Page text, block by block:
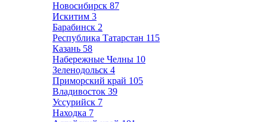
Новосибирск 87
Искитим 3
Барабинск 2
Республика Татарстан 115
Казань 58
Набережные Челны 10
Зеленодольск 4
Приморский край 105
Владивосток 39
Уссурийск 7
Находка 7